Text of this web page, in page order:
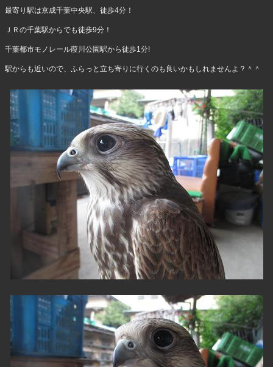
最寄り駅は京成千葉中央駅、徒歩4分！
ＪＲの千葉駅からでも徒歩9分！
千葉都市モノレール葭川公園駅から徒歩1分!
駅からも近いので、ふらっと立ち寄りに行くのも良いかもしれませんよ？＾＾